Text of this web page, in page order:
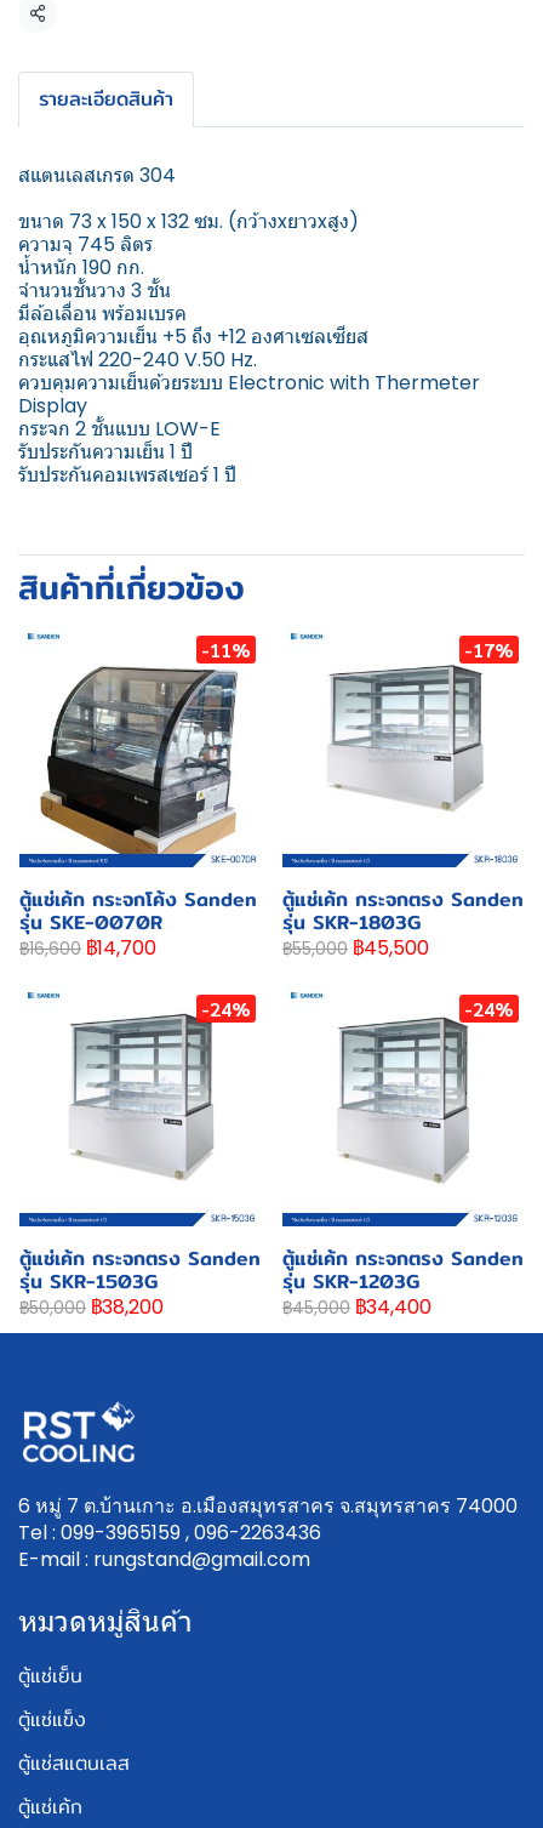
แชร์
รายละเอียดสินค้า
สแตนเลสเกรด 304
ขนาด 73 x 150 x 132 ซม. (กว้างxยาวxสูง)
ความจุ 745 ลิตร
น้ำหนัก 190 กก.
จำนวนชั้นวาง 3 ชั้น
มีล้อเลื่อน พร้อมเบรค
อุณหภูมิความเย็น +5 ถึง +12 องศาเซลเซียส
กระแสไฟ 220-240 V.50 Hz.
ควบคุมความเย็นด้วยระบบ Electronic with Thermeter
Display
กระจก 2 ชั้นแบบ LOW-E
รับประกันความเย็น 1 ปี
รับประกันคอมเพรสเซอร์ 1 ปี
สินค้าที่เกี่ยวข้อง
-11%
ตู้แช่เค้ก กระจกโค้ง Sanden
รุ่น SKE-0070R
฿16,600 ฿14,700
-17%
ตู้แช่เค้ก กระจกตรง Sanden
รุ่น SKR-1803G
฿55,000 ฿45,500
-24%
ตู้แช่เค้ก กระจกตรง Sanden
รุ่น SKR-1503G
฿50,000 ฿38,200
-24%
ตู้แช่เค้ก กระจกตรง Sanden
รุ่น SKR-1203G
฿45,000 ฿34,400
6 หมู่ 7 ต.บ้านเกาะ อ.เมืองสมุทรสาคร จ.สมุทรสาคร 74000
Tel : 099-3965159 , 096-2263436
E-mail : rungstand@gmail.com
หมวดหมู่สินค้า
ตู้แช่เย็น
ตู้แช่แข็ง
ตู้แช่สแตนเลส
ตู้แช่เค้ก